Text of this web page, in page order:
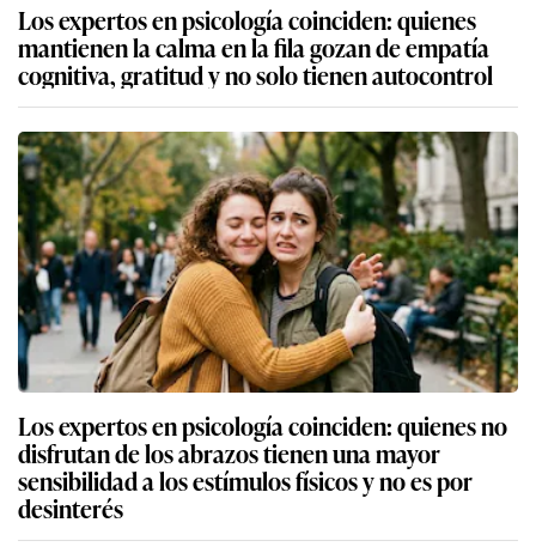
Los expertos en psicología coinciden: quienes
mantienen la calma en la fila gozan de empatía
cognitiva, gratitud y no solo tienen autocontrol
Los expertos en psicología coinciden: quienes no
disfrutan de los abrazos tienen una mayor
sensibilidad a los estímulos físicos y no es por
desinterés